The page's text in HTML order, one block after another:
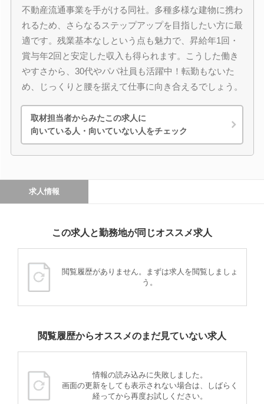
不動産流通事業を手がける同社。多種多様な建物に携わ
れるため、さらなるステップアップを目指したい方に最
適です。残業基本なしという点も魅力で、昇給年1回・
賞与年2回と安定した収入も得られます。こうした働き
やすさから、30代やパパ社員も活躍中！転勤もないた
め、じっくりと腰を据えて仕事に向き合えるでしょう。
取材担当者からみたこの求人に
向いている人・向いていない人をチェック
求人情報
この求人と勤務地が同じオススメ求人
閲覧履歴がありません。まずは求人を閲覧しましょ
う。
閲覧履歴からオススメのまだ見ていない求人
情報の読み込みに失敗しました。
画面の更新をしても表示されない場合は、しばらく
経ってから再度お試しください。